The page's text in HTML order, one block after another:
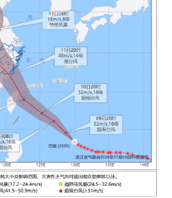
协助行动不便的果农完
防台救灾中的社会支持
大模型生成，仅供参考